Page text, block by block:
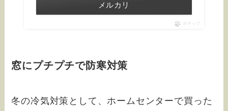
メルカリ
ポチップ
窓にプチプチで防寒対策
冬の冷気対策として、ホームセンターで買った